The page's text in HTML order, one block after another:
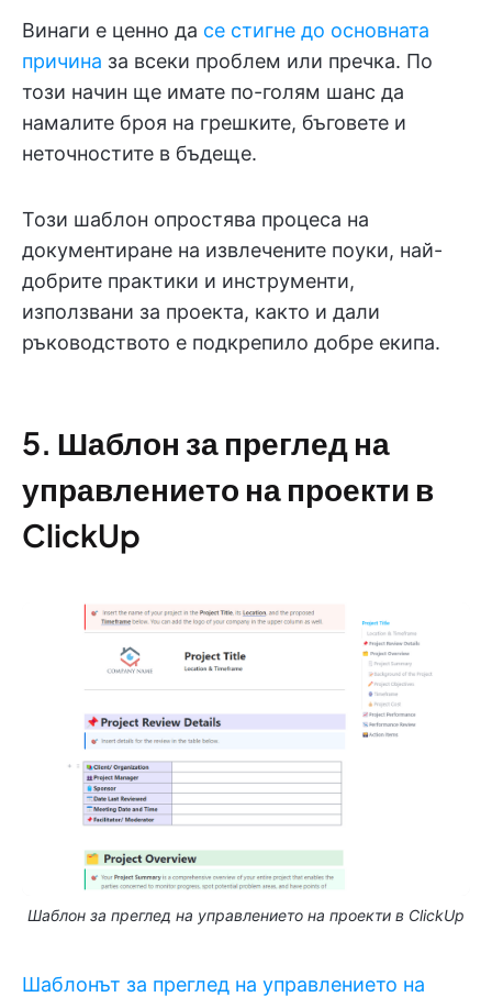
Винаги е ценно да се стигне до основната
причина за всеки проблем или пречка. По
този начин ще имате по-голям шанс да
намалите броя на грешките, бъговете и
неточностите в бъдеще.
Този шаблон опростява процеса на
документиране на извлечените поуки, най-
добрите практики и инструменти,
използвани за проекта, както и дали
ръководството е подкрепило добре екипа.
5. Шаблон за преглед на
управлението на проекти в
ClickUp
Шаблон за преглед на управлението на проекти в ClickUp
Шаблонът за преглед на управлението на